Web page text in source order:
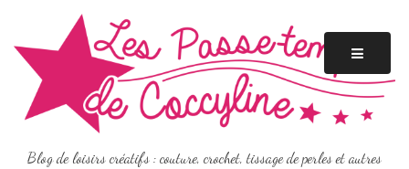
content
Blog de loisirs créatifs : couture, crochet, tissage de perles et autres